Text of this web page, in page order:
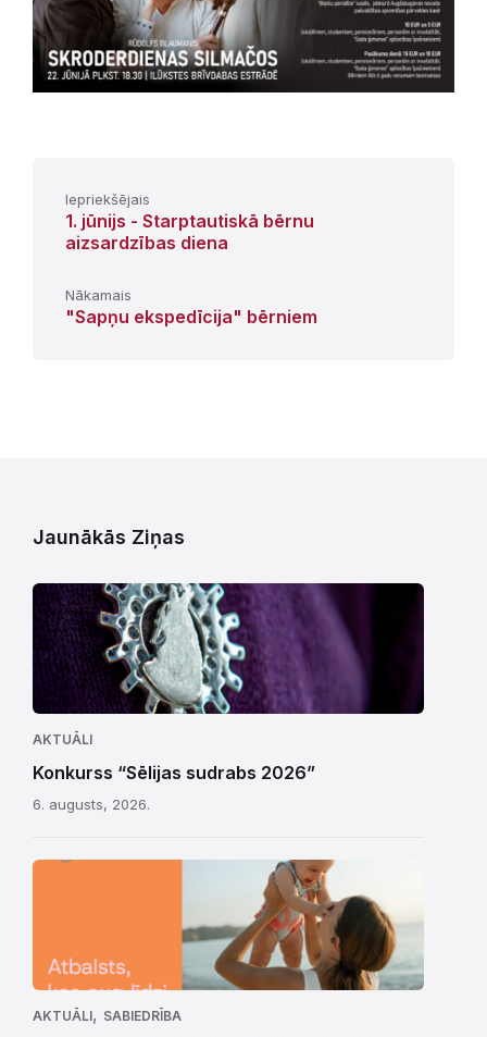
Iepriekšējais
1. jūnijs - Starptautiskā bērnu
aizsardzības diena
Nākamais
"Sapņu ekspedīcija" bērniem
Jaunākās Ziņas
AKTUĀLI
Konkurss “Sēlijas sudrabs 2026”
6. augusts, 2026.
AKTUĀLI, SABIEDRĪBA